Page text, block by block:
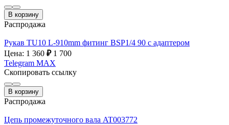
В корзину
Распродажа
Рукав TU10 L-910mm фитинг BSP1/4 90 с адаптером
Цена: 1 360 ₽ 1 700
Telegram MAX
Скопировать ссылку
В корзину
Распродажа
Цепь промежуточного вала AT003772